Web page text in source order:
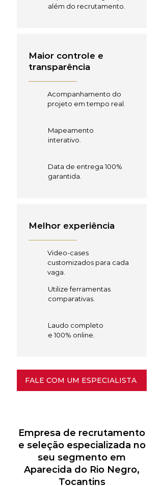
além do recrutamento.
Maior controle e
transparência
Acompanhamento do
projeto em tempo real.
Mapeamento
interativo.
Data de entrega 100%
garantida.
Melhor experiência
Video-cases
customizados para cada
vaga.
Utilize ferramentas
comparativas.
Laudo completo
e 100% online.
FALE COM UM ESPECIALISTA
Empresa de recrutamento
e seleção especializada no
seu segmento em
Aparecida do Rio Negro,
Tocantins